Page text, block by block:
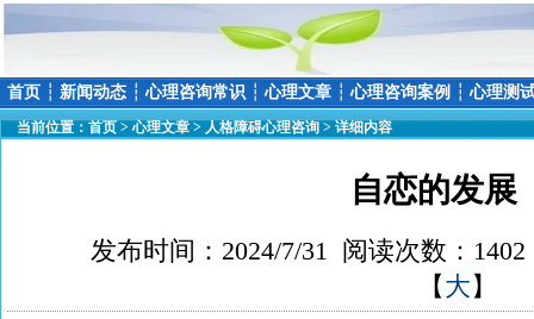
首页 ┆ 新闻动态 ┆ 心理咨询常识 ┆ 心理文章 ┆ 心理咨询案例 ┆ 心理测
当前位置： 首页 >心理文章 > 人格障碍心理咨询 > 详细内容
自恋的发展
发布时间：2024/7/31 阅读次数：
【大】